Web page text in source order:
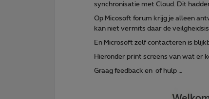
synchronisatie met Cloud. Dit
Op Micosoft forum krijg je alleen
kan niet vermits daar de
En Microsoft zelf contacteren is
Hieronder print screens van wat er
Graag feedback en of hulp …